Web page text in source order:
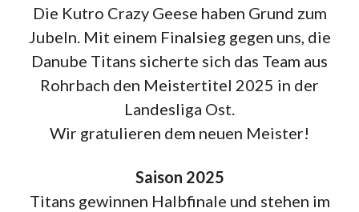
Die Kutro Crazy Geese haben Grund zum
Jubeln. Mit einem Finalsieg gegen uns, die
Danube Titans sicherte sich das Team aus
Rohrbach den Meistertitel 2025 in der
Landesliga Ost.
Wir gratulieren dem neuen Meister!
Saison 2025
Titans gewinnen Halbfinale und stehen im